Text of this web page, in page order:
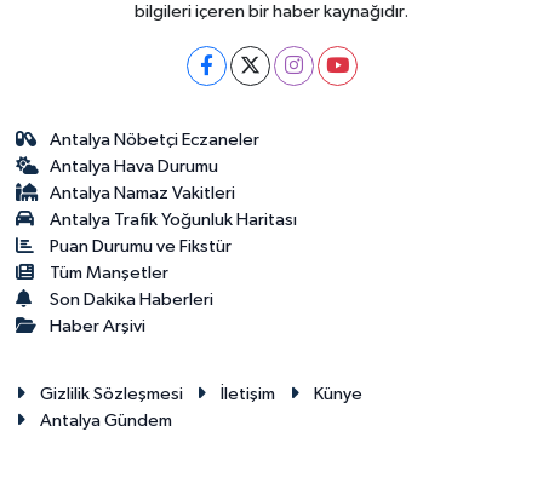
bilgileri içeren bir haber kaynağıdır.
Antalya Nöbetçi Eczaneler
Antalya Hava Durumu
Antalya Namaz Vakitleri
Antalya Trafik Yoğunluk Haritası
Puan Durumu ve Fikstür
Tüm Manşetler
Son Dakika Haberleri
Haber Arşivi
Gizlilik Sözleşmesi İletişim
Künye
Antalya Gündem